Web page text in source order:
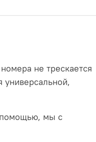
не трескается
помощью, мы с